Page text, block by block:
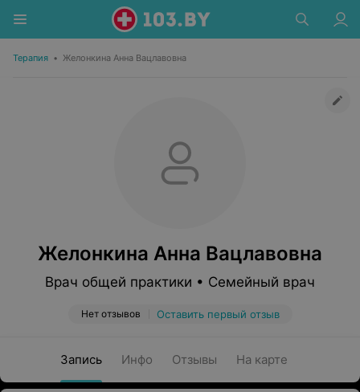
Терапия • Желонкина Анна Вацлавовна
Желонкина Анна Вацлавовна
Врач общей практики • Семейный врач
Нет отзывов Оставить первый отзыв
Запись Инфо Отзывы На карте